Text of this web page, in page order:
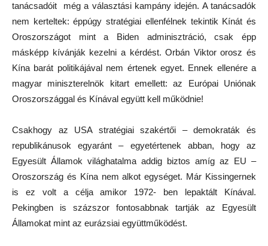
tanácsadóit még a választási kampány idején. A tanácsadók
nem kerteltek: éppúgy stratégiai ellenfélnek tekintik Kínát és
Oroszországot mint a Biden adminisztráció, csak épp
másképp kívánják kezelni a kérdést. Orbán Viktor orosz és
Kína barát politikájával nem értenek egyet. Ennek ellenére a
magyar miniszterelnök kitart emellett: az Európai Uniónak
Oroszországgal és Kínával együtt kell működnie!
Csakhogy az USA stratégiai szakértői – demokraták és
republikánusok egyaránt – egyetértenek abban, hogy az
Egyesült Államok világhatalma addig biztos amíg az EU –
Oroszország és Kína nem alkot egységet. Már Kissingernek
is ez volt a célja amikor 1972- ben lepaktált Kínával.
Pekingben is százszor fontosabbnak tartják az Egyesült
Államokat mint az eurázsiai együttműködést.